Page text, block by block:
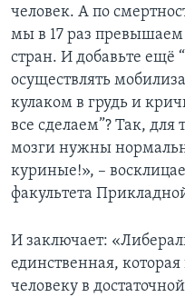
человек. А по
мы в 17 раз
стран. И добавьте ещё
осуществлять
кулаком в грудь и
все сделаем”? Так, для
мозги нужны
куриные!», –
факультета
И заключает:
единственная,
человеку в